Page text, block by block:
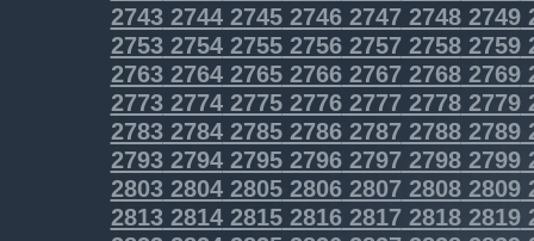
2743274427452746274727482749
2753275427552756275727582759
2763276427652766276727682769
2773277427752776277727782779
2783278427852786278727882789
2793279427952796279727982799
2803280428052806280728082809
2813281428152816281728182819